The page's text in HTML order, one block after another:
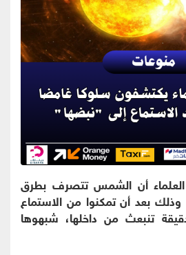
أن الشمس تتصرف بطرق
بعد أن تمكنوا من الاستماع
تنبعث من داخلها، شبهوها